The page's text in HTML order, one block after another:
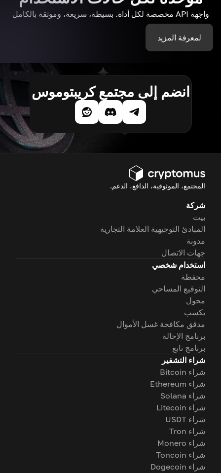
واجهة API مخصصة لكل أداة. بسيطة، سريعة، وموثقة بالكامل
لمعرفة المزيد
انضم إلى مجتمع كريبتوموس
المجتمع، الموثوقية، الدافع، الدعم.
شركة
بيت
المبادئ التوجيهية العلامة التجارية
مدونة
جهات الاتصال
استخدام شخصي
محفظة
التوقيع المساحي
محول
يكسب
مدقق مكافحة غسل الأموال
برنامج الإحالة
برنامج تابع
شراء التشفير
شراء Bitcoin
شراء Ethereum
شراء Solana
شراء Litecoin
شراء USDT
شراء Tron
شراء Monero
شراء Toncoin
شراء Dogecoin